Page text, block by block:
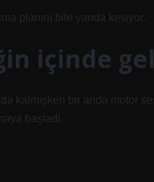
planını bile yarıda kesiyor.
içinde
kalmışken bir anda motor
başladı.